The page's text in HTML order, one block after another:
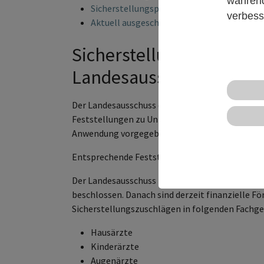
Sicherstellungspraxen mit
Aktuell ausgeschriebene
Landesausschusses
Der Landesausschuss der Ärzte und
Feststellungen zu Unterversorgung,
Anwendung vorgegebener Kriterien.
Entsprechende Feststellungen wurden für die
Der Landesausschuss hat, aufgrund der
beschlossen. Danach sind derzeit finanzielle
Sicherstellungszuschlägen in folgenden
Hausärzte
Kinderärzte
Augenärzte